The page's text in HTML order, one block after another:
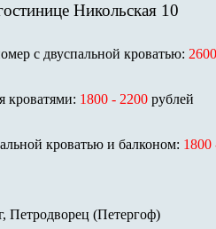
Никольская 10
с двуспальной кроватью:
кроватями: 1800 - 2200 рублей
кроватью и балконом: 1800
Петродворец (Петергоф)